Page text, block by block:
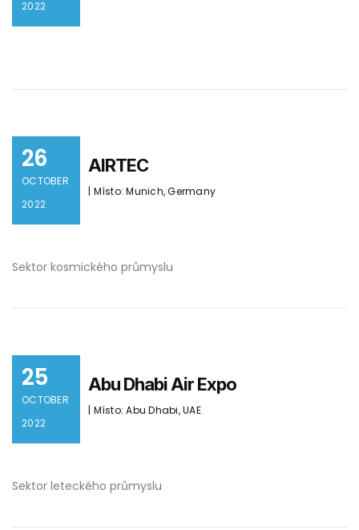
2022
26
OCTOBER
2022
AIRTEC
| Místo: Munich, Germany
Sektor kosmického průmyslu
25
OCTOBER
2022
Abu Dhabi Air Expo
| Místo: Abu Dhabi, UAE
Sektor leteckého průmyslu